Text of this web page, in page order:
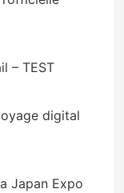
– TEST
digital
Japan Expo